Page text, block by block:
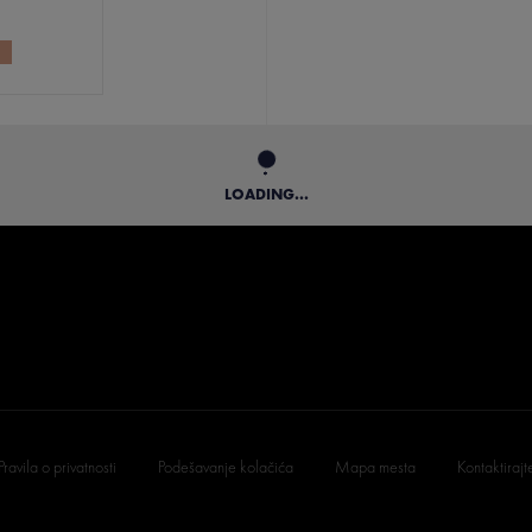
LOADING...
Pravila o privatnosti Podešavanje kolačića Mapa mesta